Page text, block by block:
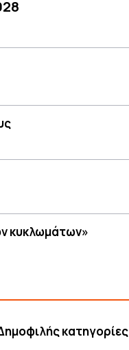
κυκλωμάτων»
κατηγορίες